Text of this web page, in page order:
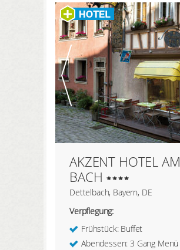
HIER REGISTRIEREN
Meine Buchungen
Meine Produkte
Meine Hotels
ANMELDEN
AKZENT HOTEL AM
BACH
Dettelbach, Bayern, DE
Verpflegung:
Frühstück: Buffet
Abendessen: 3 Gang Menü